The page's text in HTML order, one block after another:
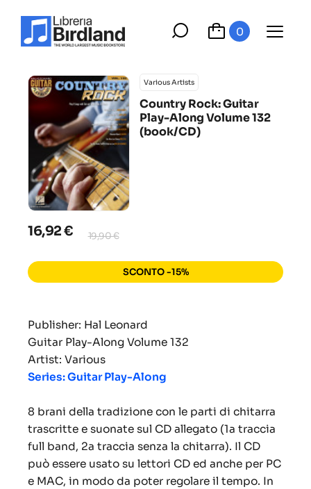
0
Various Artists
Country Rock: Guitar
Play-Along Volume 132
(book/CD)
16,92 € 19,90 €
SCONTO -15%
Publisher: Hal Leonard
Guitar Play-Along Volume 132
Artist: Various
Series: Guitar Play-Along
8 brani della tradizione con le parti di chitarra
trascritte e suonate sul CD allegato (1a traccia
full band, 2a traccia senza la chitarra). Il CD
può essere usato su lettori CD ed anche per PC
e MAC, in modo da poter regolare il tempo. In